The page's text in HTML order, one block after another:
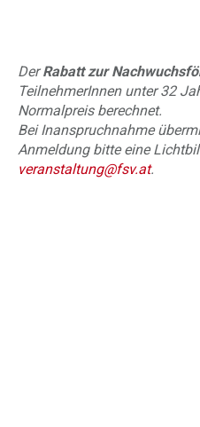
DerRabatt zur
TeilnehmerInnen unter 32
Normalpreis berechnet.
Bei Inanspruchnahme
Anmeldung bitte eine
veranstaltung@fsv.at.